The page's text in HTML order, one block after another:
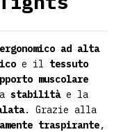
ad alta
e il tessuto
muscolare
stabilitàe la
. Grazie alla
traspirante,